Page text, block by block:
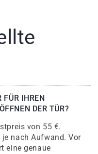
FÜR IHREN
DER TÜR?
von 55 €.
nach Aufwand. Vor
eine genaue